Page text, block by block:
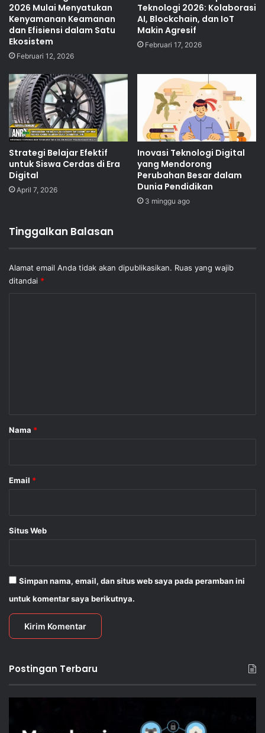
2026 Mulai Menyatukan
Kenyamanan Keamanan
dan Efisiensi dalam Satu
Ekosistem
Februari 12, 2026
Teknologi 2026: Kolaborasi
AI, Blockchain, dan IoT
Makin Agresif
Februari 17, 2026
Strategi Belajar Efektif
untuk Siswa Cerdas di Era
Digital
April 7, 2026
Inovasi Teknologi Digital
yang Mendorong
Perubahan Besar dalam
Dunia Pendidikan
3 minggu ago
Tinggalkan Balasan
Alamat email Anda tidak akan dipublikasikan. Ruas yang wajib
ditandai *
rNama *
Email *
Situs Web
Simpan nama, email, dan situs web saya pada peramban ini
untuk komentar saya berikutnya.
Postingan Terbaru